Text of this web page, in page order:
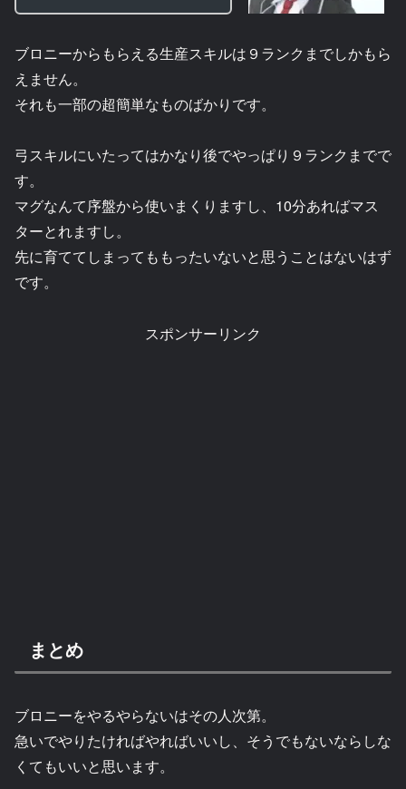
ブロニーからもらえる生産スキルは９ランクまでしかもら
えません。
それも一部の超簡単なものばかりです。
弓スキルにいたってはかなり後でやっぱり９ランクまでで
す。
マグなんて序盤から使いまくりますし、10分あればマス
ターとれますし。
先に育ててしまってももったいないと思うことはないはず
です。
スポンサーリンク
まとめ
ブロニーをやるやらないはその人次第。
急いでやりたければやればいいし、そうでもないならしな
くてもいいと思います。